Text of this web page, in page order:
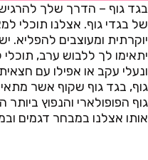
לְהַנְגָּשָׁת
אָתָרִים".
הַמְּסַיַּעַת
לִנְגִישׁוּת
הָאֲתָר.
לִפְתִיחַת
תַּפְרִיט
הֵנְּגִישׁוּת
בגד גוף – הדרך שלך
של בגדי גוף. אצלנו תוכלי
יוקרתית ומעוצבים להפליא.
יתאימו לך ללבוש ערב,
ונעלי עקב או אפילו עם
גוף, בגד גוף שקוף אשר
גוף הפופולארי והנפוץ
אותו אצלנו במבחר דגמים